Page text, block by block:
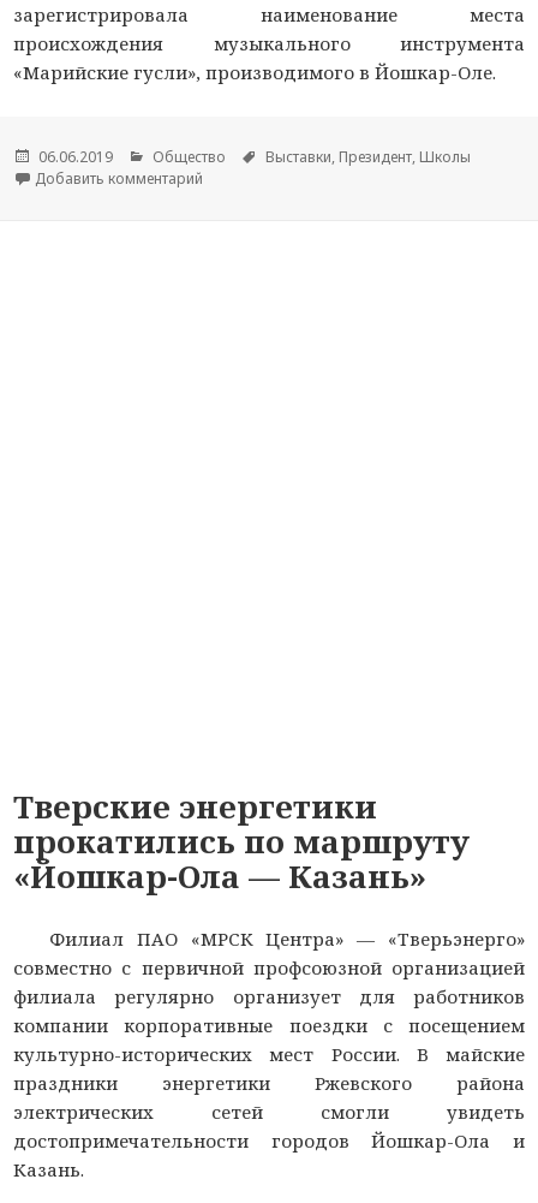
зарегистрировала наименование места
происхождения музыкального инструмента
«Марийские гусли», производимого в Йошкар-Оле.
Опубликовано
06.06.2019 Рубрики
Общество Метки
Выставки, Президент, Школы
Добавить комментарий
Тверские энергетики
прокатились по маршруту
«Йошкар-Ола — Казань»
Филиал ПАО «МРСК Центра» — «Тверьэнерго»
совместно с первичной профсоюзной организацией
филиала регулярно организует для работников
компании корпоративные поездки с посещением
культурно-исторических мест России. В майские
праздники энергетики Ржевского района
электрических сетей смогли увидеть
достопримечательности городов Йошкар-Ола и
Казань.